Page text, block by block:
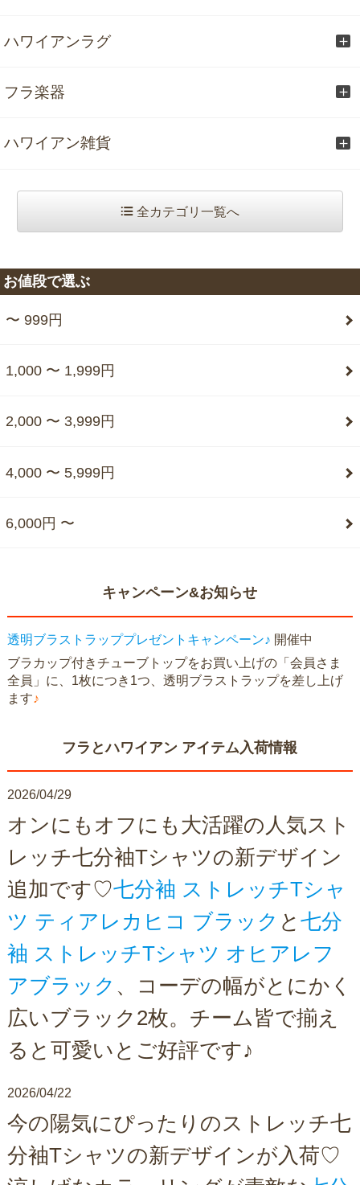
ハワイアンラグ
フラ楽器
ハワイアン雑貨
全カテゴリ一覧へ
お値段で選ぶ
〜 999円
1,000 〜 1,999円
2,000 〜 3,999円
4,000 〜 5,999円
6,000円 〜
キャンペーン&お知らせ
透明ブラストラッププレゼントキャンペーン♪ 開催中
ブラカップ付きチューブトップをお買い上げの「会員さま
全員」に、1枚につき1つ、透明ブラストラップを差し上げ
ます♪
フラとハワイアン アイテム入荷情報
2026/04/29
オンにもオフにも大活躍の人気スト
レッチ七分袖Tシャツの新デザイン
追加です♡七分袖 ストレッチTシャ
ツ ティアレカヒコ ブラック と 七分
袖 ストレッチTシャツ オヒアレフ
アブラック 、コーデの幅がとにかく
広いブラック2枚。チーム皆で揃え
ると可愛いとご好評です♪
2026/04/22
今の陽気にぴったりのストレッチ七
分袖Tシャツの新デザインが入荷♡